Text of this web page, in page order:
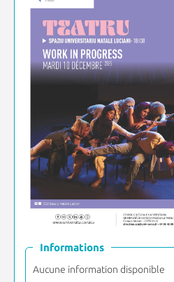
Informations
Aucune information disponible